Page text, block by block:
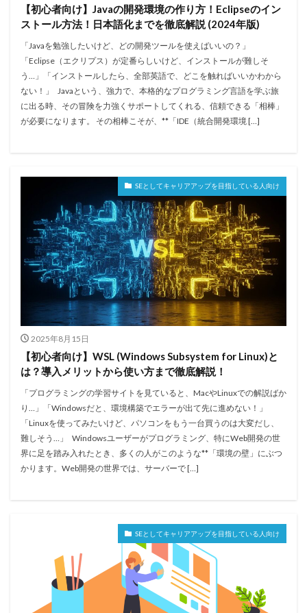
【初心者向け】Javaの開発環境の作り方！Eclipseのイン
ストール方法！日本語化までを徹底解説 (2024年版)
「Javaを勉強したいけど、どの開発ツールを使えばいいの？」
「Eclipse（エクリプス）が定番らしいけど、インストールが難しそ
う…」「インストールしたら、全部英語で、どこを触ればいいかわから
ない！」 Javaという、強力で、本格的なプログラミング言語を学ぶ旅
に出る時、その冒険を力強くサポートしてくれる、信頼できる「相棒」
が必要になります。 その相棒こそが、**「IDE（統合開発環境 […]
SEとしてキャリアアップを目指している人向け
2025年8月15日
【初心者向け】WSL (Windows Subsystem for Linux)と
は？導入メリットから使い方まで徹底解説！
「プログラミングの学習サイトを見ていると、MacやLinuxでの解説ばか
り…」「Windowsだと、環境構築でエラーが出て先に進めない！」
「Linuxを使ってみたいけど、パソコンをもう一台買うのは大変だし、
難しそう…」 Windowsユーザーがプログラミング、特にWeb開発の世
界に足を踏み入れたとき、多くの人がこのような**「環境の壁」にぶつ
かります。Web開発の世界では、サーバーで […]
SEとしてキャリアアップを目指している人向け